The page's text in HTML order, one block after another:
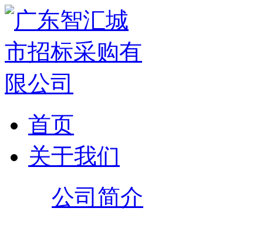
首页
关于我们
公司简介